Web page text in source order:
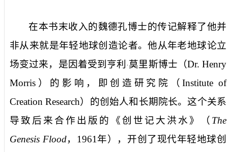
在本书末收入的魏德孔博士的传记解释了他并
非从来就是年轻地球创造论者。他从年老地球论立
场变过来，是因着受到亨利 · 莫里斯博士（Dr. Henry
Morris ）的影响，即创造研究院（Institute of
Creation Research）的创始人和长期院长。这个关系
导致后来合作出版的《创世记大洪水》（ The
Genesis Flood， 1961年），开创了现代年轻地球创